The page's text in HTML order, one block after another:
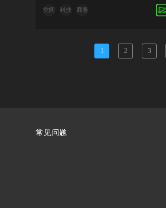
空间 科技 商务
1 2 3
常见问题